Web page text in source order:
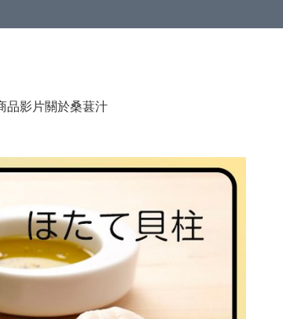
品影片關於桑葚汁